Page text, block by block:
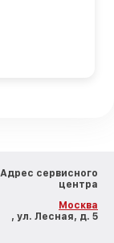
Адрес сервисного
центра
Москва
, ул. Лесная, д. 5